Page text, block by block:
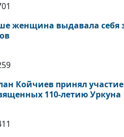
женщина выдавала себя
Койчиев принял
110-летию Уркуна